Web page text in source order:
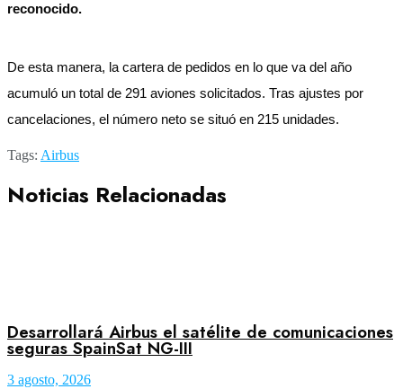
reconocido.
De esta manera, la cartera de pedidos en lo que va del año
acumuló un total de 291 aviones solicitados. Tras ajustes por
cancelaciones, el número neto se situó en 215 unidades.
Tags: Airbus
Noticias Relacionadas
Desarrollará Airbus el satélite de comunicaciones
seguras SpainSat NG-III
3 agosto, 2026